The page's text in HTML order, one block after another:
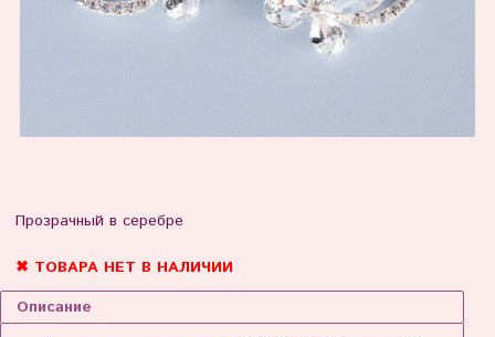
Прозрачный в серебре
✖ ТОВАРА НЕТ В НАЛИЧИИ
Описание